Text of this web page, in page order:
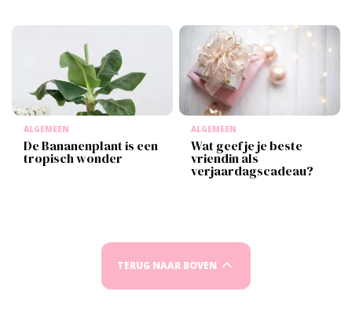
ALGEMEEN
De Bananenplant is een
tropisch wonder
ALGEMEEN
Wat geef je je beste
vriendin als
verjaardagscadeau?
TERUG NAAR BOVEN